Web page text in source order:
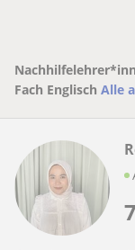
Fach Englisch Alle
7